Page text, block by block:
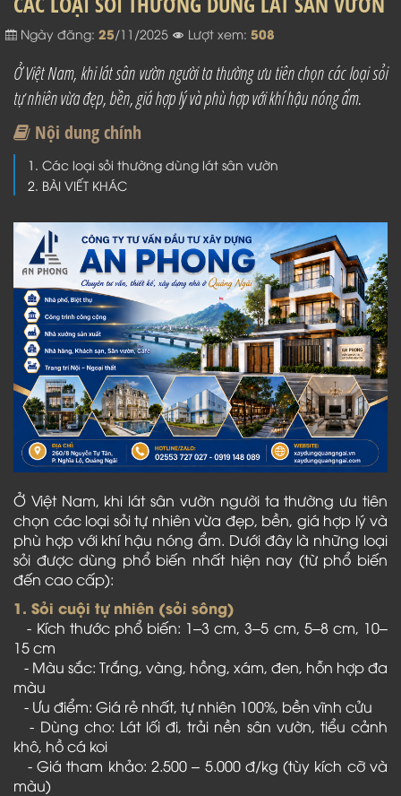
Ngày đăng: 25/11/2025 Lượt xem: 508
Ở Việt Nam, khi lát sân vườn người ta thường ưu tiên chọn các loại sỏi
tự nhiên vừa đẹp, bền, giá hợp lý và phù hợp với khí hậu nóng ẩm.
Nội dung chính
Các loại sỏi thường dùng lát sân vườn
BÀI VIẾT KHÁC
Ở Việt Nam, khi lát sân vườn người ta thường ưu tiên
chọn các loại sỏi tự nhiên vừa đẹp, bền, giá hợp lý và
phù hợp với khí hậu nóng ẩm. Dưới đây là những loại
sỏi được dùng phổ biến nhất hiện nay (từ phổ biến
đến cao cấp):
1. Sỏi cuội tự nhiên (sỏi sông)
- Kích thước phổ biến: 1–3 cm, 3–5 cm, 5–8 cm, 10–
15 cm
- Màu sắc: Trắng, vàng, hồng, xám, đen, hỗn hợp đa
màu
- Ưu điểm: Giá rẻ nhất, tự nhiên 100%, bền vĩnh cửu
- Dùng cho: Lát lối đi, trải nền sân vườn, tiểu cảnh
khô, hồ cá koi
- Giá tham khảo: 2.500 – 5.000 đ/kg (tùy kích cỡ và
màu)